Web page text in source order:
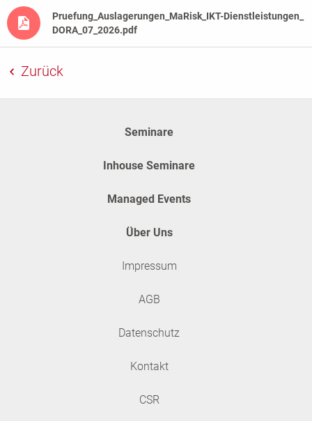
Pruefung_Auslagerungen_MaRisk_IKT-Dienstleistungen_
DORA_07_2026.pdf
Zurück
Seminare
Inhouse Seminare
Managed Events
Über Uns
Impressum
AGB
Datenschutz
Kontakt
CSR